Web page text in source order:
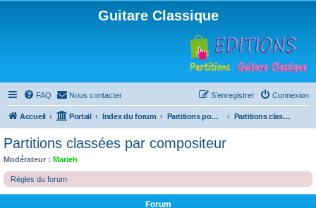
Guitare Classique
FAQ Nous contacter Connexion
S’enregistrer
Accueil Portail Index du forum Partitions pour guitare en libre téléchargement Partitions classées par compositeur
Partitions classées par compositeur
Modérateur : Marieh
Règles du forum
Forum